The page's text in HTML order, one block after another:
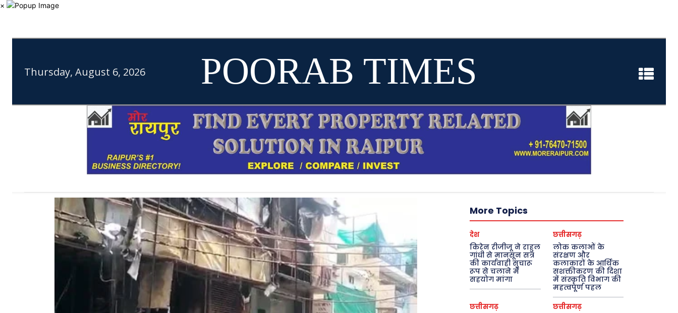
×
Thursday, August 6, 2026 POORAB TIMES
More Topics
देश
किरेन रीजीजू ने राहुल
गांधी से मानसून सत्र
की कार्यवाही सुचारू
रूप से चलाने में
सहयोग मांगा
छत्तीसगढ़
लोक कलाओं के
संरक्षण और
कलाकारों के आर्थिक
सशक्तीकरण की दिशा
में संस्कृति विभाग की
महत्वपूर्ण पहल
छत्तीसगढ़ छत्तीसगढ़